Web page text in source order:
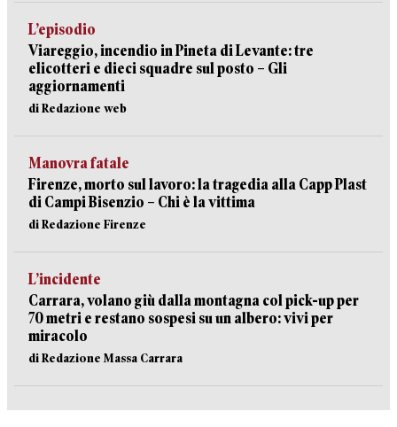
L’episodio
Viareggio, incendio in Pineta di Levante: tre
elicotteri e dieci squadre sul posto – Gli
aggiornamenti
di Redazione web
Manovra fatale
Firenze, morto sul lavoro: la tragedia alla Capp Plast
di Campi Bisenzio – Chi è la vittima
di Redazione Firenze
L’incidente
Carrara, volano giù dalla montagna col pick-up per
70 metri e restano sospesi su un albero: vivi per
miracolo
di Redazione Massa Carrara